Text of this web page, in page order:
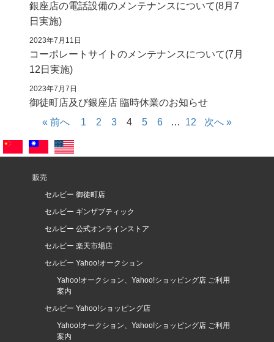
銀座店の電話設備のメンテナンスについて(8月7
日実施)
2023年7月11日
コーポレートサイトのメンテナンスについて(7月
12日実施)
2023年7月7日
御徒町店及び銀座店 臨時休業のお知らせ
« 前へ
1 2 3 4 5 6 … 12 次へ »
販売
セルビー 御徒町店
セルビー ギンザブティック
セルビー 公式オンラインストア
セルビー 楽天市場店
セルビー Yahoo!オークション
Yahoo!オークション、Yahoo!ショッピング店 ご利用
案内
セルビー Yahoo!ショッピング店
Yahoo!オークション、Yahoo!ショッピング店 ご利用
案内